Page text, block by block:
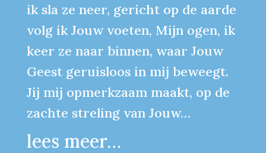
ik sla ze neer, gericht op de aarde
volg ik Jouw voeten, Mijn ogen, ik
keer ze naar binnen, waar Jouw
Geest geruisloos in mij beweegt.
Jij mij opmerkzaam maakt, op de
zachte streling van Jouw…
lees meer…